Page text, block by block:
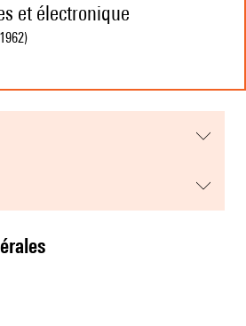
et électronique
)